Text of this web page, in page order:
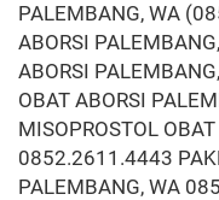
PALEMBANG, WA
ABORSI
ABORSI
OBAT ABORSI
MISOPROSTOL
0852.2611.4443
PALEMBANG, WA